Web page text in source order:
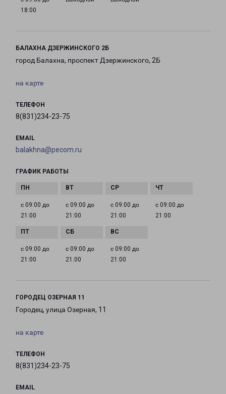
18:00
БАЛАХНА ДЗЕРЖИНСКОГО 2Б
город Балахна, проспект Дзержинского, 2Б
на карте
ТЕЛЕФОН
8(831)234-23-75
EMAIL
balakhna@pecom.ru
ГРАФИК РАБОТЫ
с 09:00 до
21:00
с 09:00 до
21:00
с 09:00 до
21:00
с 09:00 до
21:00
с 09:00 до
21:00
с 09:00 до
21:00
с 09:00 до
21:00
ГОРОДЕЦ ОЗЕРНАЯ 11
Городец, улица Озерная, 11
на карте
ТЕЛЕФОН
8(831)234-23-75
EMAIL